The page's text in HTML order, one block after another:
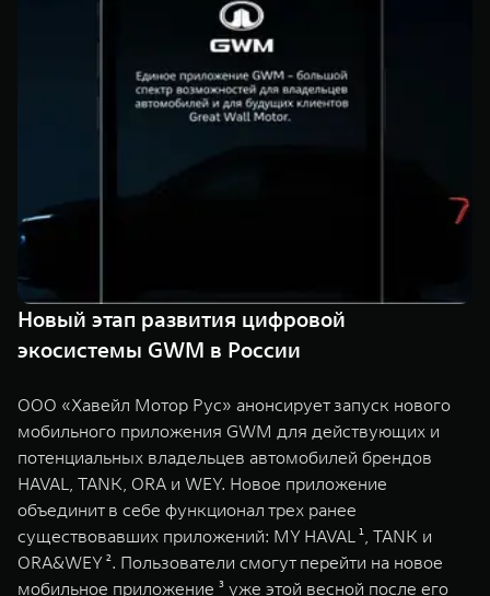
TANK 500
Веди за собой
от 6 499 000 ₽
TANK 700
WEY 07
Расширяя границы комфорта
от 6 149 000 ₽
Эстетика
от 5 699
Корпоративным клиентам
TANK ФИНАНСЫ
TANK Лизинг
TANK Страхование
Специальные предложения
Моторные масла
Цифровые сервисы TANK
Подписки
Новый этап развития цифровой
экосистемы GWM в России
ООО «Хавейл Мотор Рус» анонсирует запуск нового
мобильного приложения GWM для действующих и
потенциальных владельцев автомобилей брендов
HAVAL, TANK, ORA и WEY. Новое приложение
объединит в себе функционал трех ранее
существовавших приложений: MY HAVAL ¹, TANK и
ORA&WEY ². Пользователи смогут перейти на новое
мобильное приложение ³ уже этой весной после его